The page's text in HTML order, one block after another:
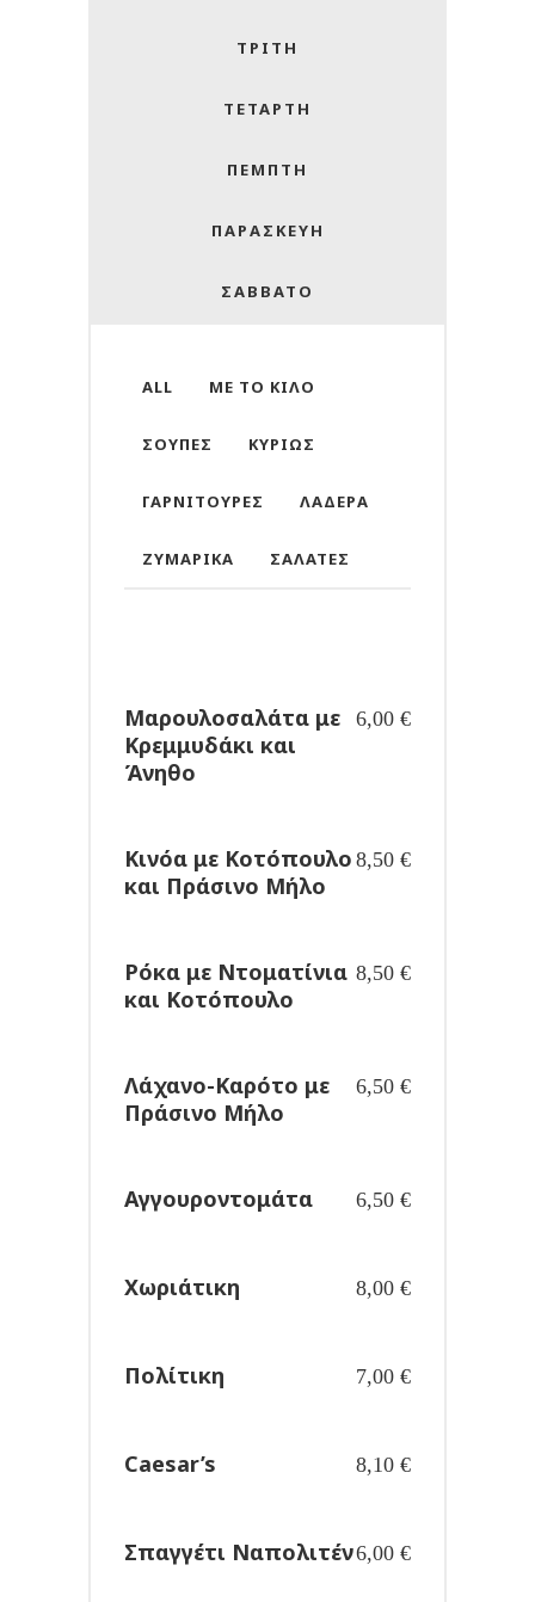
ΤΡΙΤΗ
ΤΕΤΑΡΤΗ
ΠΕΜΠΤΗ
ΠΑΡΑΣΚΕΥΗ
ΣΑΒΒΑΤΟ
ALL ΜΕ ΤΟ ΚΙΛΌ
ΣΟΎΠΕΣ ΚΥΡΊΩΣ
ΓΑΡΝΙΤΟΎΡΕΣ ΛΑΔΕΡΆ
ΖΥΜΑΡΙΚΆ ΣΑΛΆΤΕΣ
Μαρουλοσαλάτα με
Κρεμμυδάκι και
Άνηθο
6,00 €
Κινόα με Κοτόπουλο
και Πράσινο Μήλο
8,50 €
Ρόκα με Ντοματίνια
και Κοτόπουλο
8,50 €
Λάχανο-Καρότο με
Πράσινο Μήλο
6,50 €
Αγγουροντομάτα 6,50 €
Χωριάτικη 8,00 €
Πολίτικη 7,00 €
Caesar’s 8,10 €
Σπαγγέτι Ναπολιτέν6,00 €